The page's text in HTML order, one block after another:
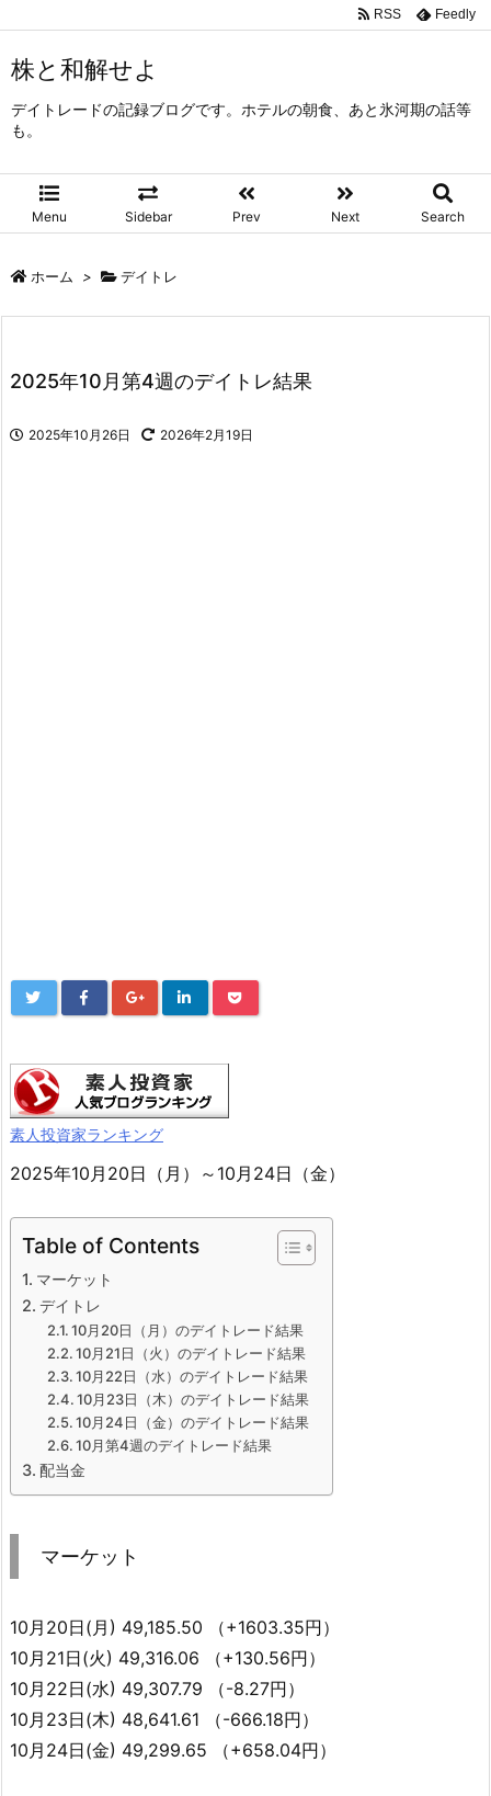
株と和解せよ
デイトレードの記録ブログです。ホテルの朝食、あと氷河期の話等
も。
Menu Sidebar Prev Next Search
RSS Feedly
ホーム > デイトレ
2025年10月第4週のデイトレ結果
2025年10月26日 2026年2月19日
素人投資家ランキング
2025年10月20日（月）～10月24日（金）
Table of Contents
マーケット
デイトレ
10月20日（月）のデイトレード結果
10月21日（火）のデイトレード結果
10月22日（水）のデイトレード結果
10月23日（木）のデイトレード結果
10月24日（金）のデイトレード結果
10月第4週のデイトレード結果
配当金
マーケット
10月20日(月) 49,185.50 （+1603.35円）
10月21日(火) 49,316.06 （+130.56円）
10月22日(水) 49,307.79 （-8.27円）
10月23日(木) 48,641.61 （-666.18円）
10月24日(金) 49,299.65 （+658.04円）